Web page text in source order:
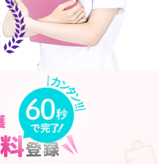
登録